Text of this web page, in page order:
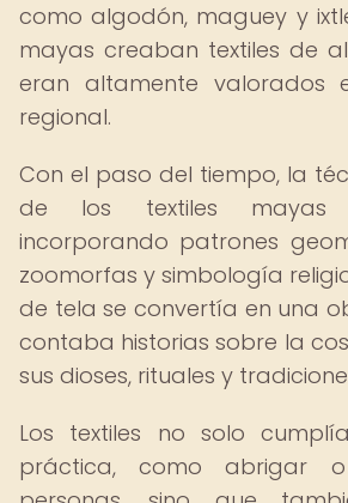
como algodón, maguey y
mayas creaban textiles de
eran altamente valorados
regional.
Con el paso del tiempo, la
de los textiles mayas
incorporando patrones
zoomorfas y simbología
de tela se convertía en una
contaba historias sobre la
sus dioses, rituales y
Los textiles no solo
práctica, como abrigar